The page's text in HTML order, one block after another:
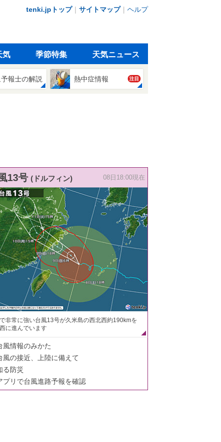
tenki.jpトップ｜ サイトマップ｜ ヘルプ
気 季節特集 天気ニュース
報士の解説 熱中症情報 注目
13号 (ドルフィン) 08日18:00現在
非常に強い台風13号が久米島の西北西約190kmを
に進んでいます
風情報のみかた
風の接近、上陸に備えて
る防災
プリで台風進路予報を確認